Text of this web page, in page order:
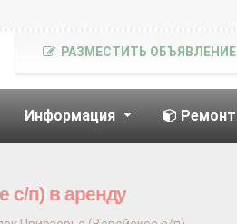
Информация Ремонт
РАЗМЕСТИТЬ ОБЪЯВЛЕНИЕ
с/п) в аренду